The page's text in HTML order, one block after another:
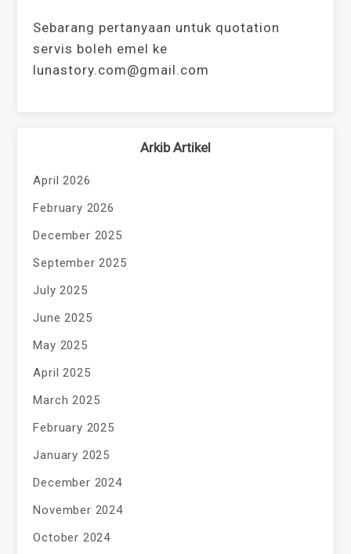
Sebarang pertanyaan untuk quotation
servis boleh emel ke
lunastory.com@gmail.com
Arkib Artikel
April 2026
February 2026
December 2025
September 2025
July 2025
June 2025
May 2025
April 2025
March 2025
February 2025
January 2025
December 2024
November 2024
October 2024